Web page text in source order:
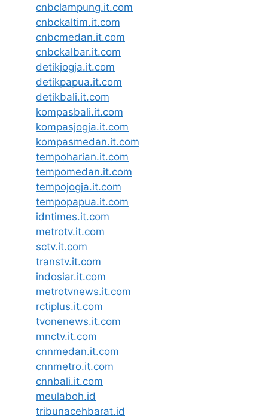
cnbclampung.it.com
cnbckaltim.it.com
cnbcmedan.it.com
cnbckalbar.it.com
detikjogja.it.com
detikpapua.it.com
detikbali.it.com
kompasbali.it.com
kompasjogja.it.com
kompasmedan.it.com
tempoharian.it.com
tempomedan.it.com
tempojogja.it.com
tempopapua.it.com
idntimes.it.com
metrotv.it.com
sctv.it.com
transtv.it.com
indosiar.it.com
metrotvnews.it.com
rctiplus.it.com
tvonenews.it.com
mnctv.it.com
cnnmedan.it.com
cnnmetro.it.com
cnnbali.it.com
meulaboh.id
tribunacehbarat.id